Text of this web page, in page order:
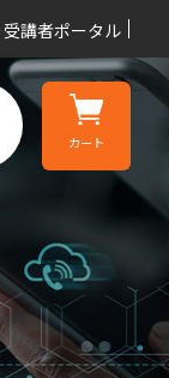
受講者ポータル
カート